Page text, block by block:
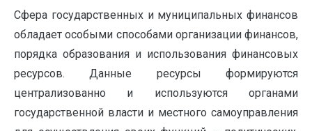
Сфера государственных и муниципальных финансов
обладает особыми способами организации финансов,
порядка образования и использования финансовых
ресурсов. Данные ресурсы формируются
централизованно и используются органами
государственной власти и местного самоуправления